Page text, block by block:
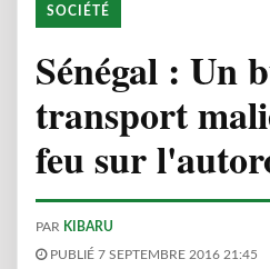
SOCIÉTÉ
Sénégal : Un
transport
feu sur
PAR KIBARU
PUBLIÉ 7 SEPTEMBRE 2016 21:45